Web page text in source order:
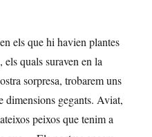
els que hi havien plantes
quals suraven en la
sorpresa, trobarem uns
dimensions gegants. Aviat,
peixos que tenim a